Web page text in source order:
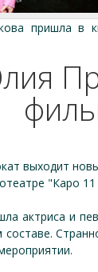
пришла в
выходит
"Каро
актриса и